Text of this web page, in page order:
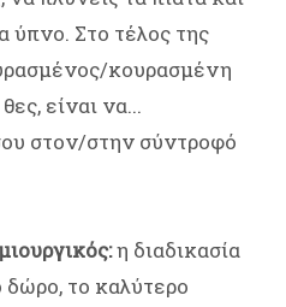
ύπνο. Στο τέλος της
κουρασμένη
είναι να...
στον/στην σύντροφό
η διαδικασία
δώρο, το καλύτερο